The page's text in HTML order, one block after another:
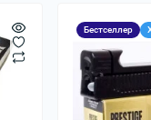
Бестселлер